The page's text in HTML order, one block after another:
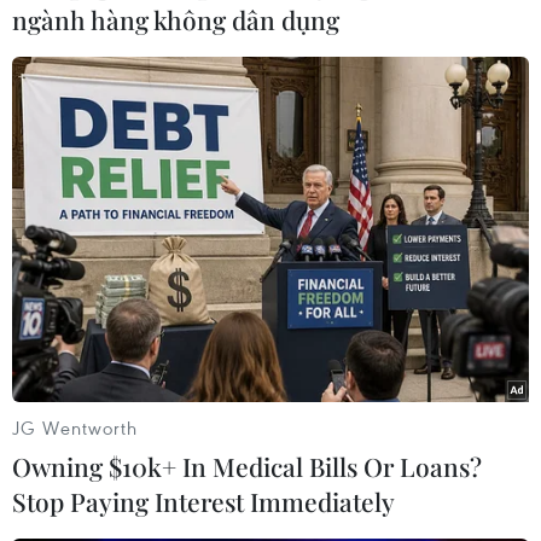
Về xã hội, quy mô dân số đến năm 2030 đạt
khoảng 4 đến 4,2 triệu người. Tốc độ tăng năng
suất lao động xã hội là 7%. Tỷ lệ lao động qua
đào tạo có bằng cấp chứng chỉ đạt 40%. Tỷ lệ
thất nghiệp duy trì ở mức dưới 2%.
Tỷ lệ đô thị hóa đến năm 2030 đạt khoảng 70%.
100% số xã và huyện đạt chuẩn nông thôn mới
nâng cao; 3 huyện hoàn thành nông thôn mới
kiểu mẫu; 50% số xã đạt chuẩn nông thôn mới
kiểu mẫu...
ngành hàng không dân dụng
JG Wentworth
Owning $10k+ In Medical Bills Or Loans?
Stop Paying Interest Immediately